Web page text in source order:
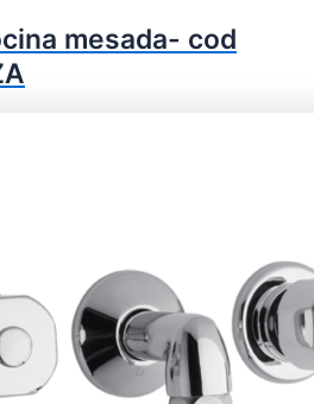
mesada- cod